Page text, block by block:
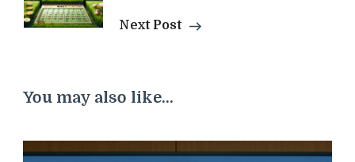
Next Post
You may also like...